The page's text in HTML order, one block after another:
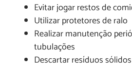
Evitar jogar restos de
Utilizar protetores de ralo
Realizar manutenção
tubulações
Descartar resíduos